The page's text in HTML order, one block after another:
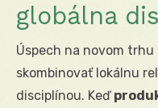
globálna
Úspech na novom
skombinovať lokálnu
disciplínou. Keď